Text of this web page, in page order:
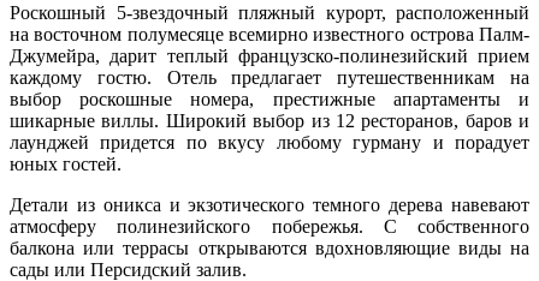
Роскошный 5-звездочный пляжный курорт, расположенный
на восточном полумесяце всемирно известного острова Палм-
Джумейра, дарит теплый французско-полинезийский прием
каждому гостю. Отель предлагает путешественникам на
выбор роскошные номера, престижные апартаменты и
шикарные виллы. Широкий выбор из 12 ресторанов, баров и
лаунджей придется по вкусу любому гурману и порадует
юных гостей.
Детали из оникса и экзотического темного дерева навевают
атмосферу полинезийского побережья. С собственного
балкона или террасы открываются вдохновляющие виды на
сады или Персидский залив.